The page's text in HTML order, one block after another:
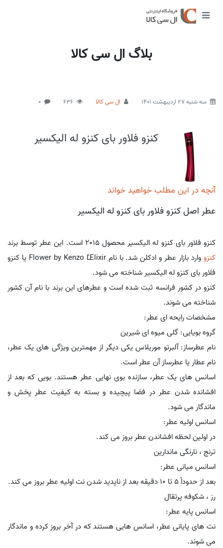
بلاگ ال سی کالا
سه شنبه 27 اردیبهشت 1401 ال سی کالا 636
0
کنزو فلاور بای کنزو له الیکسیر
آنچه در این مطلب خواهید خواند
عطر اصل کنزو فلاور بای کنزو له الیکسیر
کنزو فلاور بای کنزو له الیکسیر محصول 2015 است. این عطر توسط برند
کنزو
وارد بازار عطر و ادکلن شد. با نام Flower by Kenzo L'Elixir یا کنزو
فلاور بای کنزو له الیکسیر شناخته می شود.
کنزو در کشور فرانسه ثبت شده است و عطرهای این برند با نام آن کشور
شناخته می شوند.
مشخصات رایحه ای عطر:
گروه بویایی: گلی میوه ای شیرین
نام عطرساز: آلبرتو موریلاس یکی دیگر از مهمترین ویژگی های یک عطر،
نام عطار یا عطرساز آن عطر است.
اسانس های یک عطر، سازنده بوی نهایی عطر هستند. بویی که بعد از
افشانده شدن عطر در فضا پیچیده و بسته به کیفیت عطر پخش و
ماندگار می شود.
اسانس اولیه عطر:
در اولین لحظه افشاندن عطر بروز می کند.
ترنج ، نارنگی ماندارین
اسانس میانی عطر:
بعد از حدوداً 5 تا 10 دقیقه بعد از ناپدید شدن نت اولیه عطر بروز می کند.
رز ، شکوفه پرتقال
اسانس پایه عطر:
نت های پایانی عطر، اسانس هایی هستند که در آخر بروز کرده و ماندگار
می شوند.